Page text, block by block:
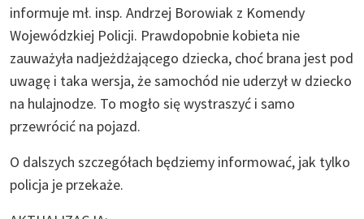
informuje mł. insp. Andrzej Borowiak z Komendy
Wojewódzkiej Policji. Prawdopobnie kobieta nie
zauważyła nadjeżdżającego dziecka, choć brana jest pod
uwagę i taka wersja, że samochód nie uderzył w dziecko
na hulajnodze. To mogło się wystraszyć i samo
przewrócić na pojazd.
O dalszych szczegółach będziemy informować, jak tylko
policja je przekaże.